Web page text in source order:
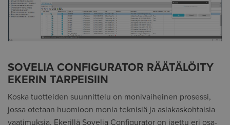
SOVELIA CONFIGURATOR RÄÄTÄLÖITY
EKERIN TARPEISIIN
Koska tuotteiden suunnittelu on monivaiheinen prosessi,
jossa otetaan huomioon monia teknisiä ja asiakaskohtaisia
vaatimuksia, Ekerillä Sovelia Configurator on jaettu eri osa-